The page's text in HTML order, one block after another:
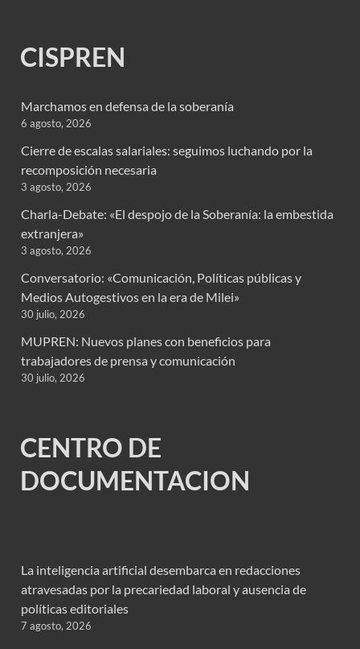
CISPREN
Marchamos en defensa de la soberanía
6 agosto, 2026
Cierre de escalas salariales: seguimos luchando por la
recomposición necesaria
3 agosto, 2026
Charla-Debate: «El despojo de la Soberanía: la embestida
extranjera»
3 agosto, 2026
Conversatorio: «Comunicación, Políticas públicas y
Medios Autogestivos en la era de Milei»
30 julio, 2026
MUPREN: Nuevos planes con beneficios para
trabajadores de prensa y comunicación
30 julio, 2026
CENTRO DE
DOCUMENTACION
La inteligencia artificial desembarca en redacciones
atravesadas por la precariedad laboral y ausencia de
políticas editoriales
7 agosto, 2026